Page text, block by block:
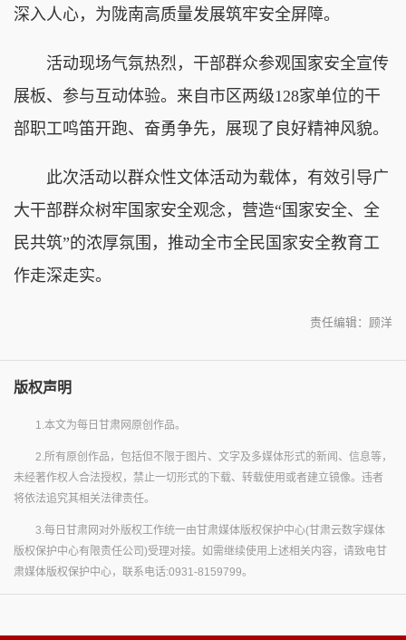
深入人心，为陇南高质量发展筑牢安全屏障。
活动现场气氛热烈，干部群众参观国家安全宣传
展板、参与互动体验。来自市区两级128家单位的干
部职工鸣笛开跑、奋勇争先，展现了良好精神风貌。
此次活动以群众性文体活动为载体，有效引导广
大干部群众树牢国家安全观念，营造“国家安全、全
民共筑”的浓厚氛围，推动全市全民国家安全教育工
作走深走实。
责任编辑：顾洋
版权声明
1.本文为每日甘肃网原创作品。
2.所有原创作品，包括但不限于图片、文字及多媒体形式的新闻、信息等，
未经著作权人合法授权，禁止一切形式的下载、转载使用或者建立镜像。违者
将依法追究其相关法律责任。
3.每日甘肃网对外版权工作统一由甘肃媒体版权保护中心(甘肃云数字媒体
版权保护中心有限责任公司)受理对接。如需继续使用上述相关内容，请致电甘
肃媒体版权保护中心，联系电话:0931-8159799。